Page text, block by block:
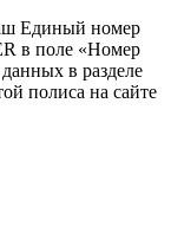
Единый номер
в поле «Номер
в разделе
полиса на сайте